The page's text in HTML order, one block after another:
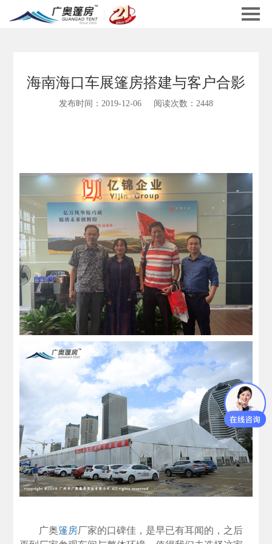
海南海口车展篷房搭建与客户合影
发布时间：2019-12-06 阅读次数：2448
广奥篷房厂家的口碑佳，是早已有耳闻的，之后